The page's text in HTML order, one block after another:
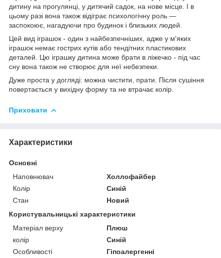
дитину на прогулянці, у дитячий садок, на нове місце. І в
цьому разі вона також відіграє психологічну роль —
заспокоює, нагадуючи про будинок і близьких людей.
Цей вид іграшок - один з найбезпечніших, адже у м'яких
іграшок немає гострих кутів або тендітних пластикових
деталей. Цю іграшку дитина може брати в ліжечко - під час
сну вона також не створює для неї небезпеки.
Дуже проста у догляді: можна чистити, прати. Після сушіння
повертається у вихідну форму та не втрачає колір.
Приховати
Характеристики
Основні
Наповнювач
Холлофайбер
Колір
Синій
Стан
Новий
Користувальницькі характеристики
Матеріал верху
Плюш
колір
Синій
Особливості
Гіпоалергенні